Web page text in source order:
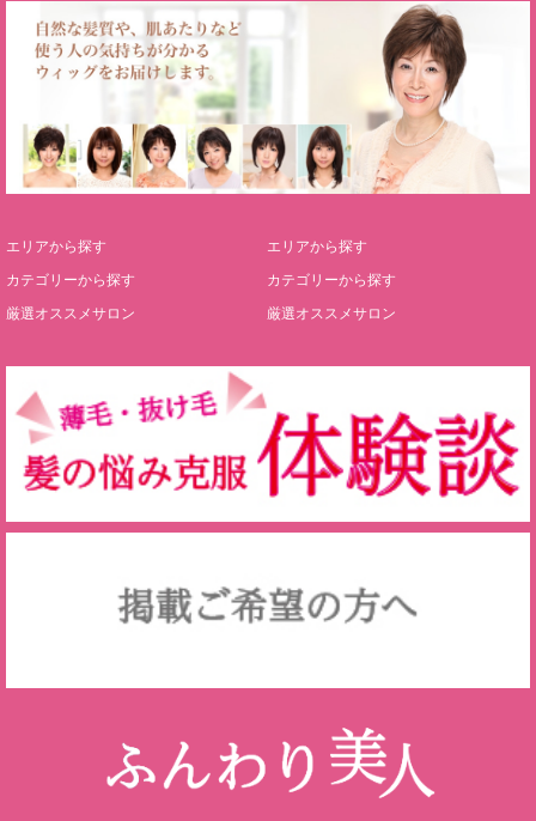
エリアから探す
カテゴリーから探す
厳選オススメサロン
エリアから探す
カテゴリーから探す
厳選オススメサロン